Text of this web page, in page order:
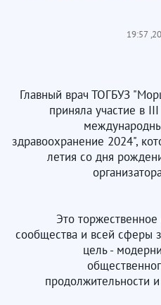
Главный врач ТОГБУЗ
приняла участие в
здравоохранение 2024",
летия со дня
Это
сообщества и всей сферы
цель -
продолжительности